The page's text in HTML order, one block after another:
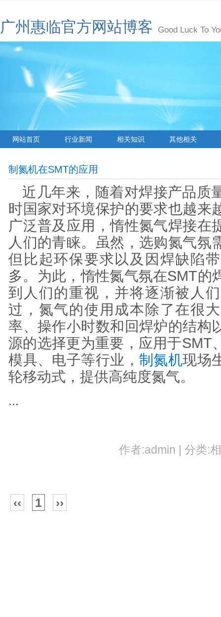
广州惠临官方网站博客 Good Luck To
网站首页 行业新闻 相关知识 其他相关
制氮机在SMT的应用
近几年来，随着对焊接产品质
时国家对环境保护的要求也越来
广泛普及应用，惰性氮气焊接在
人们的青睐。虽然，选购氮气氛
但比起环保要求以及因焊缺陷
多。为此，惰性氮气氛在SMT的
到人们的重视，并将逐渐被人
过，氮气的使用成本除了在很
率、操作小时数和回焊炉的结构
源的选择更为重要，应用于SMT
模具、电子等行业， 制氮机现场
轮移动式，提供高纯度氮气。
...
作者:admin | 分类:
‹‹ 1 ››